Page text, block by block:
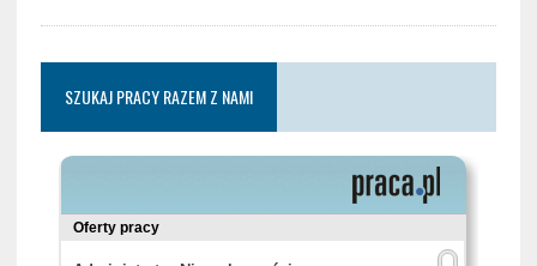
SZUKAJ PRACY RAZEM Z NAMI